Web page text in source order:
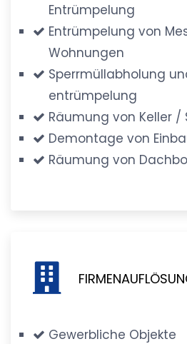
Entrümpelung
Entrümpelung von
Wohnungen
Sperrmüllabholung
entrümpelung
Räumung von Keller /
Demontage von
Räumung von
Gewerbliche Objekte